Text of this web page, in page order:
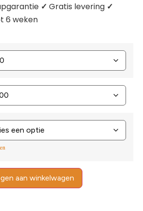
✓ Gratis levering ✓
6 weken
aan winkelwagen